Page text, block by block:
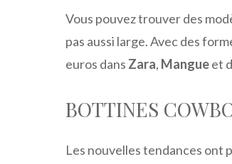
Vous pouvez trouver des
pas aussi large. Avec des
euros dans Zara, Mangueet
BOTTINES
Les nouvelles tendances ont